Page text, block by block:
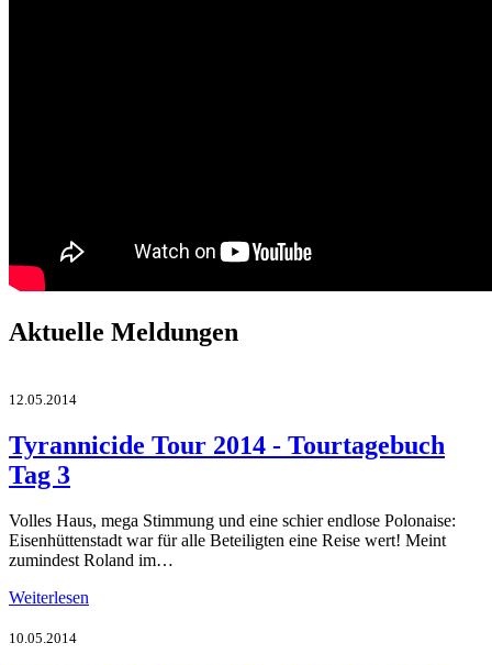
Aktuelle Meldungen
12.05.2014
Tyrannicide Tour 2014 - Tourtagebuch
Tag 3
Volles Haus, mega Stimmung und eine schier endlose Polonaise:
Eisenhüttenstadt war für alle Beteiligten eine Reise wert! Meint
zumindest Roland im…
Weiterlesen
10.05.2014